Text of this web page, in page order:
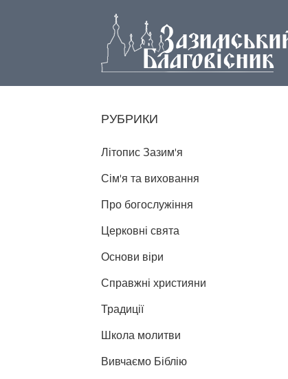
РУБРИКИ
Літопис Зазим'я
Сім'я та виховання
Про богослужіння
Церковні свята
Основи віри
Справжні християни
Традиції
Школа молитви
Вивчаємо Біблію